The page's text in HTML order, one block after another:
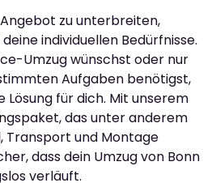
zu unterbreiten,
individuellen Bedürfnisse.
Umzug wünschst oder nur
Aufgaben benötigst,
für dich. Mit unserem
das unter anderem
Transport und Montage
dass dein Umzug von Bonn
verläuft.